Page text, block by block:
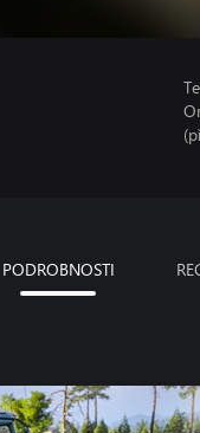
PODROBNOSTI